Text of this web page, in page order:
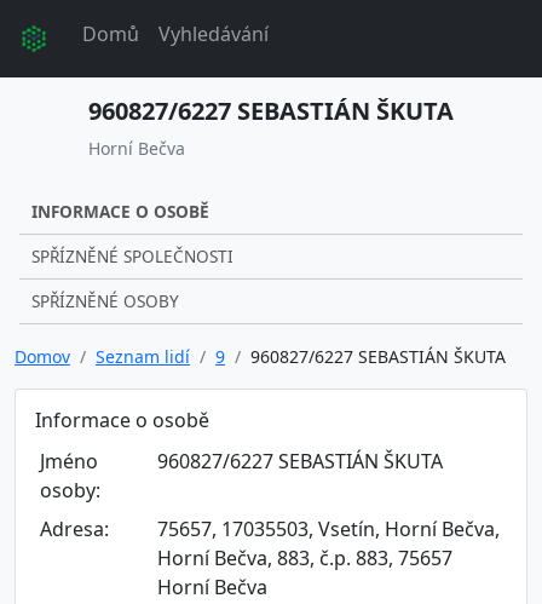
Domů Vyhledávání
960827/6227 SEBASTIÁN ŠKUTA
Horní Bečva
INFORMACE O OSOBĚ
SPŘÍZNĚNÉ SPOLEČNOSTI
SPŘÍZNĚNÉ OSOBY
Domov Seznam lidí 9 960827/6227 SEBASTIÁN ŠKUTA
Informace o osobě
Jméno
osoby:
960827/6227 SEBASTIÁN ŠKUTA
Adresa:
75657, 17035503, Vsetín, Horní Bečva,
Horní Bečva, 883, č.p. 883, 75657
Horní Bečva